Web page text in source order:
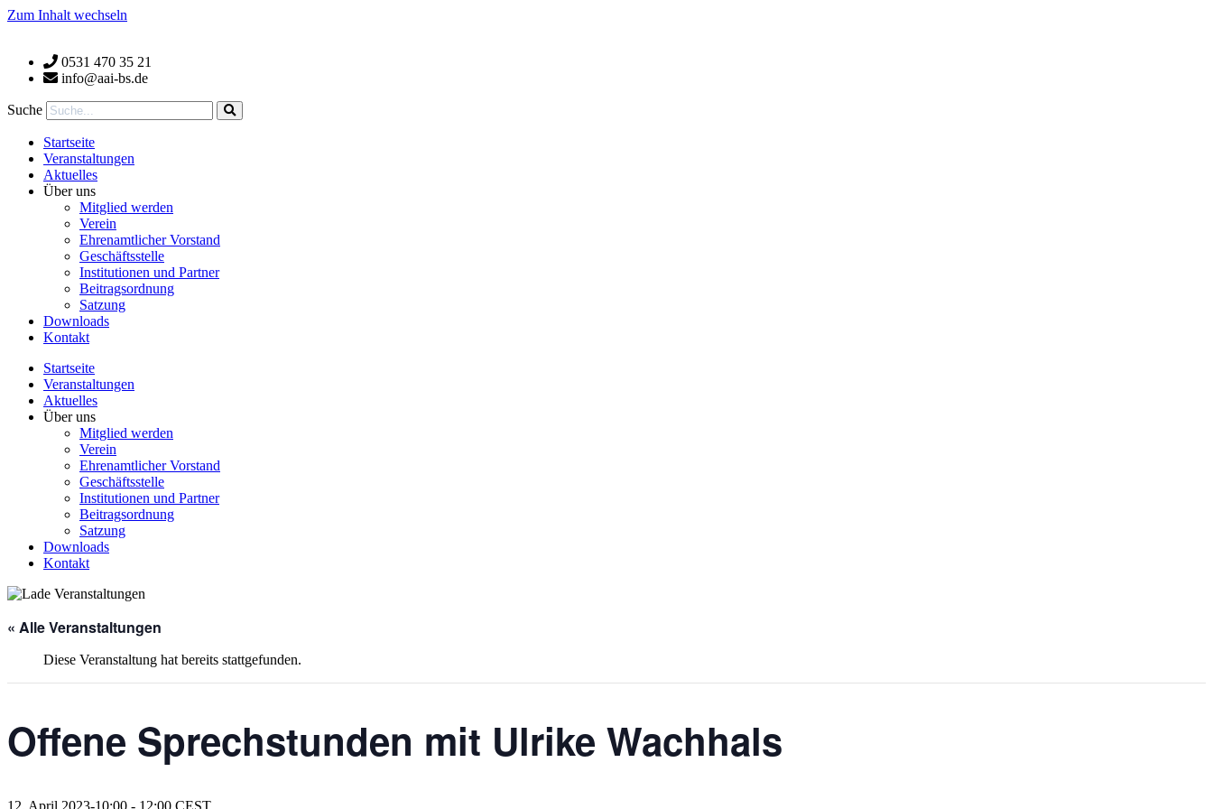
Zum Inhalt wechseln
0531 470 35 21
info@aai-bs.de
Suche
Startseite
Veranstaltungen
Aktuelles
Über uns
Mitglied werden
Verein
Ehrenamtlicher Vorstand
Geschäftsstelle
Institutionen und Partner
Beitragsordnung
Satzung
Downloads
Kontakt
Startseite
Veranstaltungen
Aktuelles
Über uns
Mitglied werden
Verein
Ehrenamtlicher Vorstand
Geschäftsstelle
Institutionen und Partner
Beitragsordnung
Satzung
Downloads
Kontakt
« Alle Veranstaltungen
Diese Veranstaltung hat bereits stattgefunden.
Offene Sprechstunden mit Ulrike Wachhals
12. April 2023-10:00 - 12:00 CEST